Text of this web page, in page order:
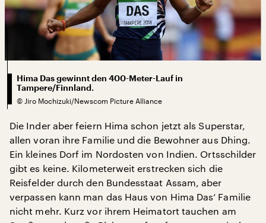
Hima Das gewinnt den 400-Meter-Lauf in
Tampere/Finnland.
© Jiro Mochizuki/Newscom Picture Alliance
Die Inder aber feiern Hima schon jetzt als Superstar,
allen voran ihre Familie und die Bewohner aus Dhing.
Ein kleines Dorf im Nordosten von Indien. Ortsschilder
gibt es keine. Kilometerweit erstrecken sich die
Reisfelder durch den Bundesstaat Assam, aber
verpassen kann man das Haus von Hima Das‘ Familie
nicht mehr. Kurz vor ihrem Heimatort tauchen am